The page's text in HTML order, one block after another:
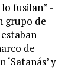
fusilan” -
grupo de
de
y